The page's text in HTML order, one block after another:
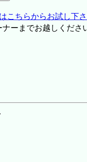
こちらからお試し下
ーまでお越しくださ